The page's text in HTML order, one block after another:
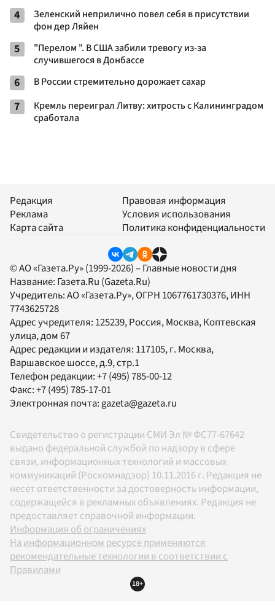
4
Зеленский неприлично повел cебя в присутствии
фон дер Ляйен
5
"Перелом ". В США забили тревогу из-за
случившегося в Донбассе
6 В России стремительно дорожает сахар
7
Кремль переиграл Литву: хитрость с Калининградом
сработала
Редакция
Реклама
Карта сайта
Правовая информация
Условия использования
Политика конфиденциальности
© АО «Газета.Ру» (1999-2026) – Главные новости дня
Название: Газета.Ru (Gazeta.Ru)
Учредитель:АО «Газета.Ру», ОГРН 1067761730376, ИНН
7743625728
Адрес учредителя: 125239, Россия, Москва, Коптевская
улица, дом 67
Адрес редакции и издателя: 117105, г. Москва,
Варшавское шоссе, д.9, стр.1
Телефон редакции:+7 (495) 785-00-12
Факс:+7 (495) 785-17-01
Электронная почта:gazeta@gazeta.ru
Свидетельство о регистрации СМИ Эл № ФС77-67642
выдано федеральной службой по надзору в сфере
связи, информационных технологий и массовых
коммуникаций (Роскомнадзор) 10.11.2016 г. Редакция не
несет ответственности за достоверность информации,
содержащейся в рекламных объявлениях. Редакция не
предоставляет справочной информации.
Информация об ограничениях
На информационном ресурсе применяются
рекомендательные технологии в соответствии с
Правилами
18+